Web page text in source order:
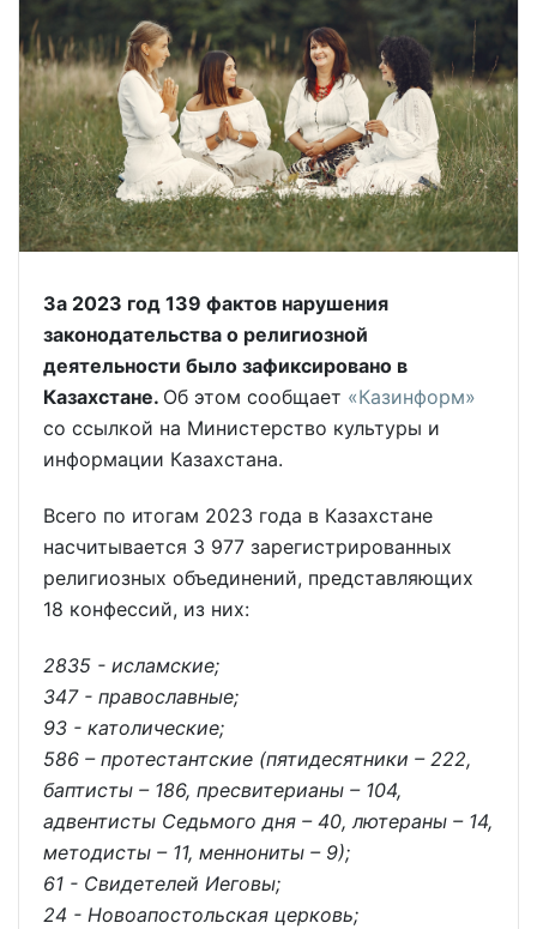
За 2023 год 139 фактов нарушения
законодательства о религиозной
деятельности было зафиксировано в
Казахстане. Об этом сообщает «Казинформ»
со ссылкой на Министерство культуры и
информации Казахстана.
Всего по итогам 2023 года в Казахстане
насчитывается 3 977 зарегистрированных
религиозных объединений, представляющих
18 конфессий, из них:
2835 - исламские;
347 - православные;
93 - католические;
586 – протестантские (пятидесятники – 222,
баптисты – 186, пресвитерианы – 104,
адвентисты Седьмого дня – 40, лютераны – 14,
методисты – 11, меннониты – 9);
61 - Свидетелей Иеговы;
24 - Новоапостольская церковь;